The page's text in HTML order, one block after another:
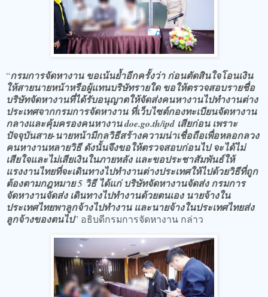
“กรมการจัดหางาน ขอเน้นย้ำอีกครั้งว่า ก่อนตัดสินใจโอนเงิน
ให้สายนายหน้าหรือผู้แทนบริษัทรายใด ขอให้ตรวจสอบรายชื่อ
บริษัทจัดหางานที่ได้รับอนุญาตให้จัดส่งคนหางานไปทำงานต่าง
ประเทศจากกรมการจัดหางาน ที่เว็บไซต์กองทะเบียนจัดหางาน
กลางและคุ้มครองคนหางาน doe.go.th/ipd เสียก่อน เพราะ
ปัจจุบันสาย-นายหน้ามีกลวิธีสร้างความน่าเชื่อถือเพื่อหลอกลวง
คนหางานหลายวิธี ดังนั้นจึงขอให้ตรวจสอบก่อนไป จะได้ไม่
เสียใจและไม่เสียเงินในภายหลัง และขอประชาสัมพันธ์ให้
แรงงานไทยที่จะเดินทางไปทำงานต่างประเทศให้ไปด้วยวิธีที่ถูก
ต้องตามกฎหมาย 5 วิธี ได้แก่ บริษัทจัดหางานจัดส่ง กรมการ
จัดหางานจัดส่ง เดินทางไปทำงานด้วยตนเอง นายจ้างใน
ประเทศไทยพาลูกจ้างไปทำงาน และนายจ้างในประเทศไทยส่ง
ลูกจ้างของตนไป” อธิบดีกรมการจัดหางาน กล่าว